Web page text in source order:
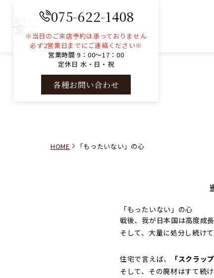
古材を使ったコンサルティングと販売
075-622-1408
※当日のご来店予約は承っておりません
必ず2営業日までにご連絡ください※
営業時間 9：00～17：00
定休日 水・日・祝
各種お問い合わせ
HOME 「もったいない」の心
「もったいない」の心
戦後、我が日本国は高度成
そして、大量に処分し続けて
住宅で言えば、 「スクラッ
そして、その廃材はすて続